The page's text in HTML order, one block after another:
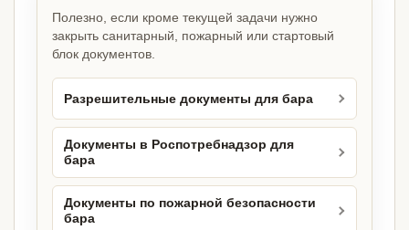
Полезно, если кроме текущей задачи нужно
закрыть санитарный, пожарный или стартовый
блок документов.
Разрешительные документы для бара
Документы в Роспотребнадзор для
бара
Документы по пожарной безопасности
бара